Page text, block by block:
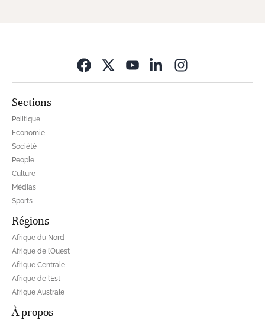
Sections
Politique
Economie
Société
People
Culture
Médias
Sports
Régions
Afrique du Nord
Afrique de l’Ouest
Afrique Centrale
Afrique de l’Est
Afrique Australe
À propos